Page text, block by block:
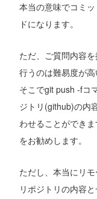
本当の意味でコミ
ドになります。
ただ、ご質問内容
行うのは難易度が高
そこでgit push -fコ
ジトリ(github)の内
わせることができ
をお勧めします。
ただし、本当にリ
リポジトリの内容